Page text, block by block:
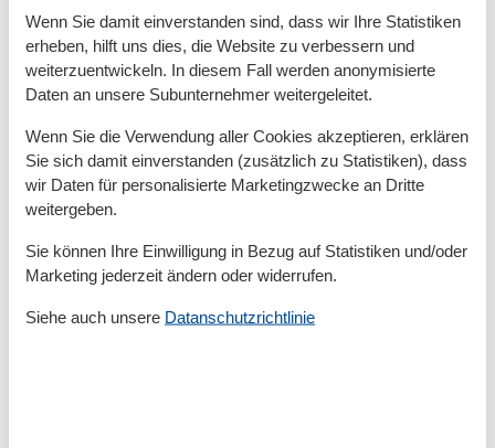
Haartrockner
Waschbecken
WC
Basic
Kinder willkommen
Nichtraucher
Quadratmeter
47 m²
Zimmer
Draußen
Anzahl der Parkplätze
Privater P-Platz
Wenn Sie damit einverstanden sind, dass wir Ihre Statistiken
erheben, hilft uns dies, die Website zu verbessern und
weiterzuentwickeln. In diesem Fall werden anonymisierte
Daten an unsere Subunternehmer weitergeleitet.
Wenn Sie die Verwendung aller Cookies akzeptieren, erklären
Sie sich damit einverstanden (zusätzlich zu Statistiken), dass
wir Daten für personalisierte Marketingzwecke an Dritte
weitergeben.
Sie können Ihre Einwilligung in Bezug auf Statistiken und/oder
Marketing jederzeit ändern oder widerrufen.
Siehe auch unsere Datanschutzrichtlinie